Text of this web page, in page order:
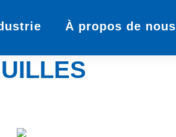
À propos de nous